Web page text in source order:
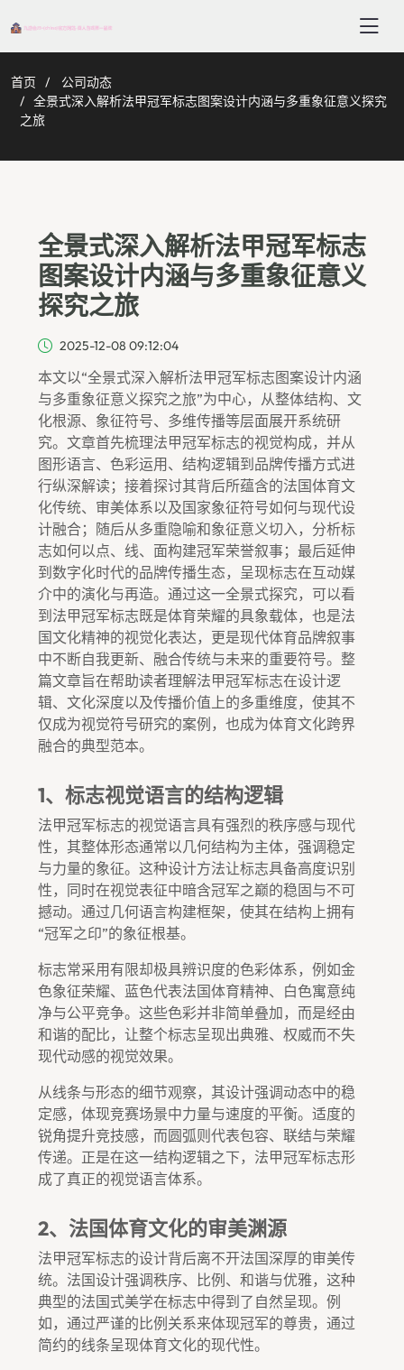
首页
公司动态
全景式深入解析法甲冠军标志图案设计内涵与多重象征意义探究
之旅
全景式深入解析法甲冠军标志
图案设计内涵与多重象征意义
探究之旅
2025-12-08 09:12:04
本文以“全景式深入解析法甲冠军标志图案设计内涵
与多重象征意义探究之旅”为中心，从整体结构、文
化根源、象征符号、多维传播等层面展开系统研
究。文章首先梳理法甲冠军标志的视觉构成，并从
图形语言、色彩运用、结构逻辑到品牌传播方式进
行纵深解读；接着探讨其背后所蕴含的法国体育文
化传统、审美体系以及国家象征符号如何与现代设
计融合；随后从多重隐喻和象征意义切入，分析标
志如何以点、线、面构建冠军荣誉叙事；最后延伸
到数字化时代的品牌传播生态，呈现标志在互动媒
介中的演化与再造。通过这一全景式探究，可以看
到法甲冠军标志既是体育荣耀的具象载体，也是法
国文化精神的视觉化表达，更是现代体育品牌叙事
中不断自我更新、融合传统与未来的重要符号。整
篇文章旨在帮助读者理解法甲冠军标志在设计逻
辑、文化深度以及传播价值上的多重维度，使其不
仅成为视觉符号研究的案例，也成为体育文化跨界
融合的典型范本。
1、标志视觉语言的结构逻辑
法甲冠军标志的视觉语言具有强烈的秩序感与现代
性，其整体形态通常以几何结构为主体，强调稳定
与力量的象征。这种设计方法让标志具备高度识别
性，同时在视觉表征中暗含冠军之巅的稳固与不可
撼动。通过几何语言构建框架，使其在结构上拥有
“冠军之印”的象征根基。
标志常采用有限却极具辨识度的色彩体系，例如金
色象征荣耀、蓝色代表法国体育精神、白色寓意纯
净与公平竞争。这些色彩并非简单叠加，而是经由
和谐的配比，让整个标志呈现出典雅、权威而不失
现代动感的视觉效果。
从线条与形态的细节观察，其设计强调动态中的稳
定感，体现竞赛场景中力量与速度的平衡。适度的
锐角提升竞技感，而圆弧则代表包容、联结与荣耀
传递。正是在这一结构逻辑之下，法甲冠军标志形
成了真正的视觉语言体系。
2、法国体育文化的审美渊源
法甲冠军标志的设计背后离不开法国深厚的审美传
统。法国设计强调秩序、比例、和谐与优雅，这种
典型的法国式美学在标志中得到了自然呈现。例
如，通过严谨的比例关系来体现冠军的尊贵，通过
简约的线条呈现体育文化的现代性。